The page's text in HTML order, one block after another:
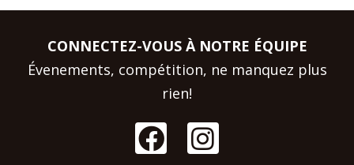
CONNECTEZ-VOUS À NOTRE ÉQUIPE
Évenements, compétition, ne manquez plus
rien!